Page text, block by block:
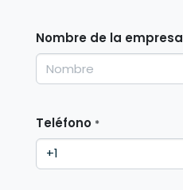
Nombre de la empresa
Teléfono *